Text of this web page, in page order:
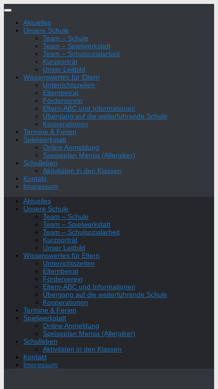
Zum
springenAktuelles
Unsere Schule
Team – Schule
Team – Spielwerkstatt
Team – Schulsozialarbeit
Kurzporträt
Unser Leitbild
Wissenswertes für Eltern
Unterrichtszeiten
Elternbeirat
Förderverein
Eltern-ABC und Informationen
Übergang auf die weiterführende Schule
Kooperationen
Termine & Ferien
Spielwerkstatt
Online Anmeldung
Speiseplan Mensa (Allergiker)
Schulleben
Aktivitäten in den Klassen
Kontakt
Impressum
Aktuelles
Unsere Schule
Team – Schule
Team – Spielwerkstatt
Team – Schulsozialarbeit
Kurzporträt
Unser Leitbild
Wissenswertes für Eltern
Unterrichtszeiten
Elternbeirat
Förderverein
Eltern-ABC und Informationen
Übergang auf die weiterführende Schule
Kooperationen
Termine & Ferien
Spielwerkstatt
Online Anmeldung
Speiseplan Mensa (Allergiker)
Schulleben
Aktivitäten in den Klassen
Kontakt
Impressum